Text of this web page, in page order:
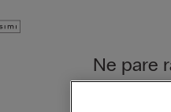
Ne pare